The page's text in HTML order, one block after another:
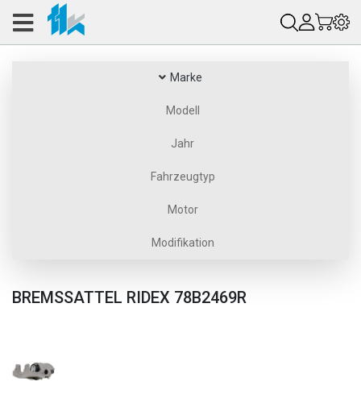
Marke
Modell
Jahr
Fahrzeugtyp
Motor
Modifikation
BREMSSATTEL RIDEX 78B2469R